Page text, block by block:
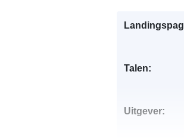
Talen:
Uitgever: